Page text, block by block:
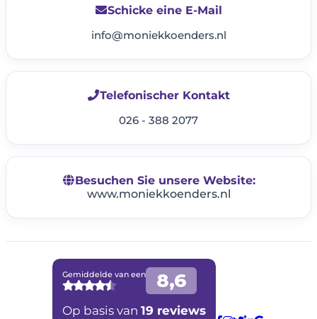
Schicke eine E-Mail
info@moniekkoenders.nl
Telefonischer Kontakt
026 - 388 2077
Besuchen Sie unsere Website:
www.moniekkoenders.nl